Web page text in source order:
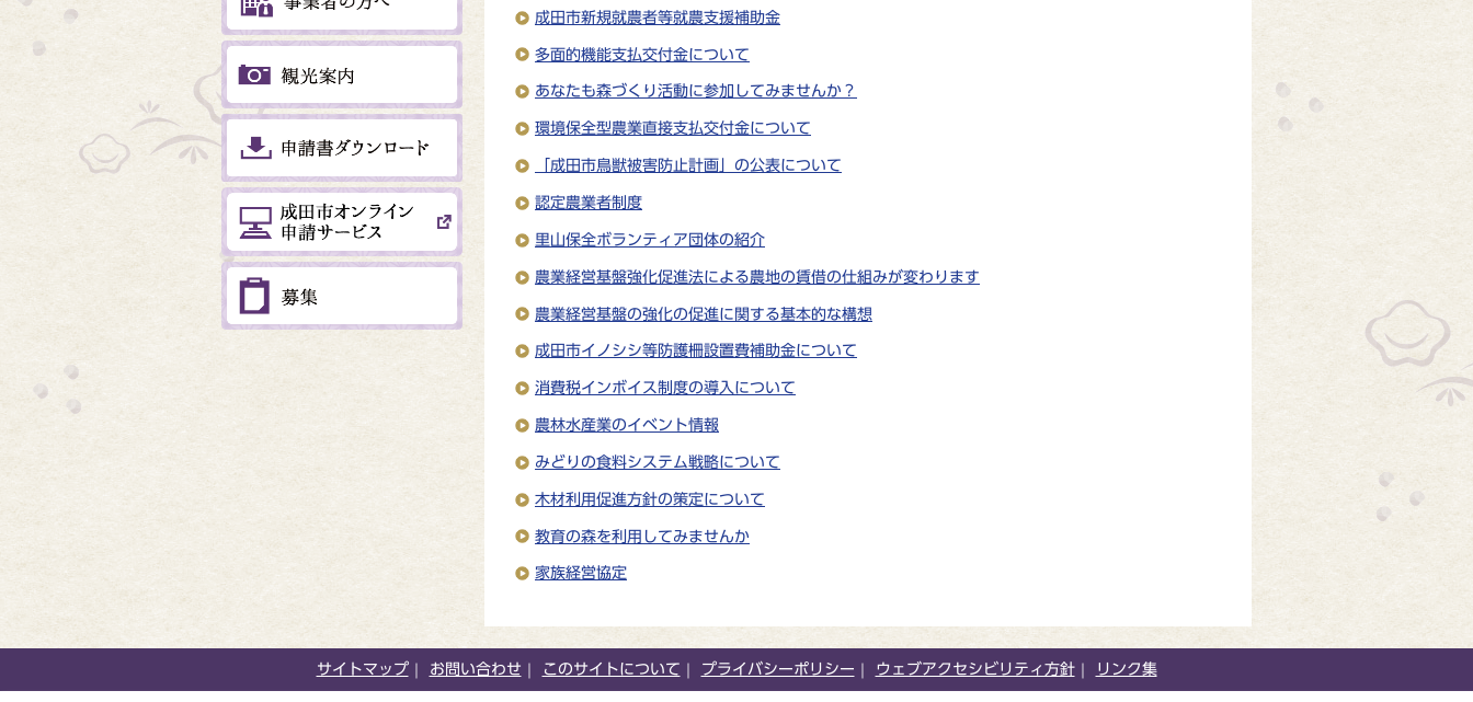
成田市新規就農者等就農支援補助金
多面的機能支払交付金について
あなたも森づくり活動に参加してみませんか？
環境保全型農業直接支払交付金について
「成田市鳥獣被害防止計画」の公表について
認定農業者制度
里山保全ボランティア団体の紹介
農業経営基盤強化促進法による農地の賃借の仕組みが変わります
農業経営基盤の強化の促進に関する基本的な構想
成田市イノシシ等防護柵設置費補助金について
消費税インボイス制度の導入について
農林水産業のイベント情報
みどりの食料システム戦略について
木材利用促進方針の策定について
教育の森を利用してみませんか
家族経営協定
サイトマップ お問い合わせ このサイトについて プライバシーポリシー ウェブアクセシビリティ方針 リンク集